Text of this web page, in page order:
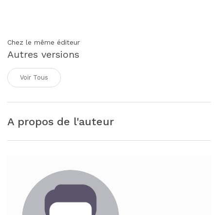
Chez le même éditeur
Autres versions
Voir Tous
A propos de l'auteur